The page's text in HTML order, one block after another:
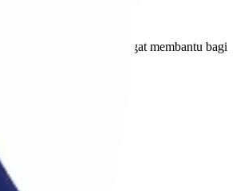
Layanan ini sangat membantu bagi